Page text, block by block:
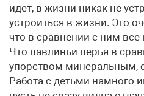
идет, в жизни никак не
устроиться в жизни. Это
что в сравнении с ним все
Что павлиньи перья в
упорством минеральным,
Работа с детьми намного